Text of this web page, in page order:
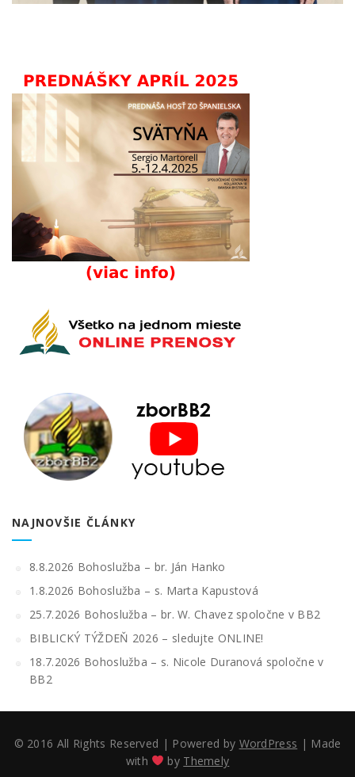
NAJNOVŠIE ČLÁNKY
8.8.2026 Bohoslužba – br. Ján Hanko
1.8.2026 Bohoslužba – s. Marta Kapustová
25.7.2026 Bohoslužba – br. W. Chavez spoločne v BB2
BIBLICKÝ TÝŽDEŇ 2026 – sledujte ONLINE!
18.7.2026 Bohoslužba – s. Nicole Duranová spoločne v
BB2
© 2016 All Rights Reserved | Powered by WordPress | Made
with
by Themely